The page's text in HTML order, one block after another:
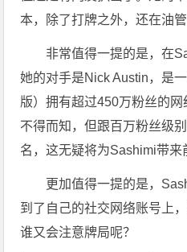
本，除了打牌之外，还在油
非常值得一提的是，在
她的对手是Nick Austin，是
版）拥有超过450万粉丝的
不得而知，但跟百万粉丝级
名，这无疑将为Sashimi带来
更加值得一提的是，
到了自己的社交网络账号上
谁又会注意牌局呢？